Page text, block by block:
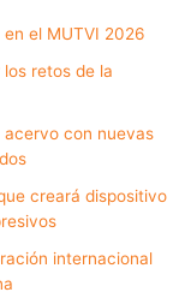
el MUTVI 2026
retos de la
acervo con nuevas
creará dispositivo
internacional